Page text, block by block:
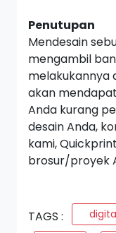
Penutupan
Mendesain
mengambil
melakukannya
akan
Anda kurang
desain Anda,
kami,
brosur/proyek
TAGS :